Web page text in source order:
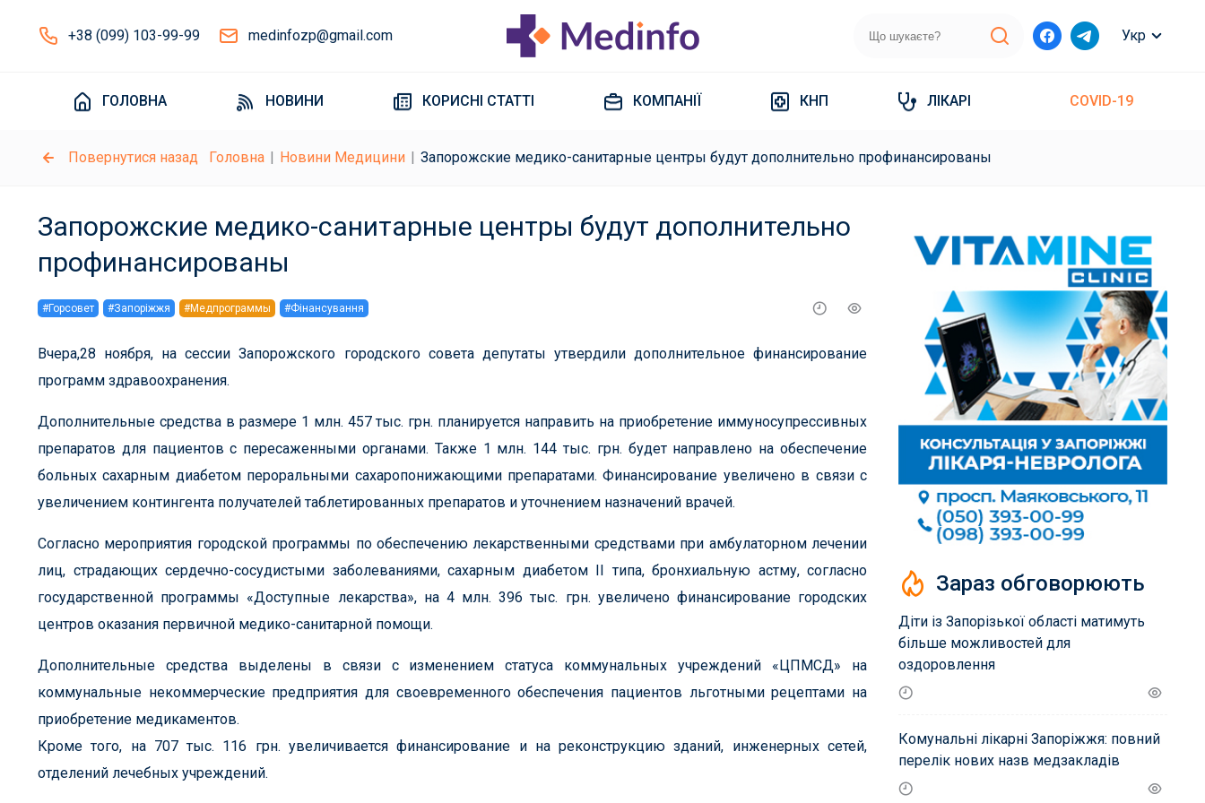
+38 (099) 103-99-99 medinfozp@gmail.com Укр
ГОЛОВНА НОВИНИ КОРИСНІ СТАТТІ КОМПАНІЇ КНП ЛІКАРІ COVID-19
Повернутися назад Головна Новини Медицини Запорожские медико-санитарные центры будут дополнительно профинансированы
Запорожские медико-санитарные центры будут дополнительно
профинансированы
#Горсовет #Запоріжжя #Медпрограммы #Фінансування
Вчера,28 ноября, на сессии Запорожского городского совета депутаты утвердили дополнительное финансирование
программ здравоохранения.
Дополнительные средства в размере 1 млн. 457 тыс. грн. планируется направить на приобретение иммуносупрессивных
препаратов для пациентов с пересаженными органами. Также 1 млн. 144 тыс. грн. будет направлено на обеспечение
больных сахарным диабетом пероральными сахаропонижающими препаратами. Финансирование увеличено в связи с
увеличением контингента получателей таблетированных препаратов и уточнением назначений врачей.
Согласно мероприятия городской программы по обеспечению лекарственными средствами при амбулаторном лечении
лиц, страдающих сердечно-сосудистыми заболеваниями, сахарным диабетом II типа, бронхиальную астму, согласно
государственной программы «Доступные лекарства», на 4 млн. 396 тыс. грн. увеличено финансирование городских
центров оказания первичной медико-санитарной помощи.
Дополнительные средства выделены в связи с изменением статуса коммунальных учреждений «ЦПМСД» на
коммунальные некоммерческие предприятия для своевременного обеспечения пациентов льготными рецептами на
приобретение медикаментов.
Кроме того, на 707 тыс. 116 грн. увеличивается финансирование и на реконструкцию зданий, инженерных сетей,
отделений лечебных учреждений.
Зараз обговорюють
Діти із Запорізької області матимуть
більше можливостей для
оздоровлення
Комунальні лікарні Запоріжжя: повний
перелік нових назв медзакладів